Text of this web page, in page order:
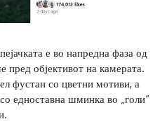
е во напредна фаза од
објективот на камерата.
фустан со цветни мотиви, а
едноставна шминка во „голи“